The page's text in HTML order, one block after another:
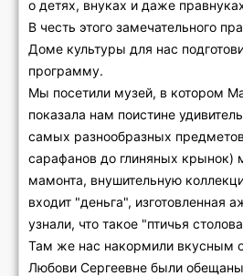
о детях, внуках и даже
В честь этого замечательного
Доме культуры для нас
программу.
Мы посетили музей, в котором
показала нам поистине
самых разнообразных
сарафанов до глиняных крынок)
мамонта, внушительную
входит "деньга", изготовленная
узнали, что такое "птичья
Там же нас накормили вкусным
Любови Сергеевне были